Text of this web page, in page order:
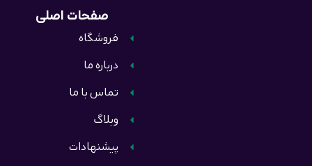
صفحات اصلی
فروشگاه
درباره ما
تماس با ما
وبلاگ
پیشنهادات